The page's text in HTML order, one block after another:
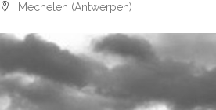
Mechelen (Antwerpen)